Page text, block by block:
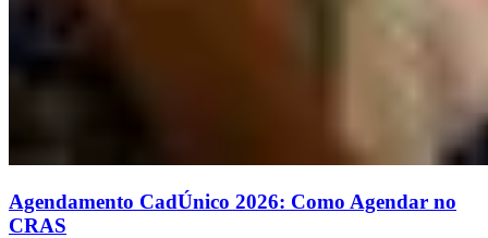
Agendamento CadÚnico 2026: Como Agendar no
CRAS